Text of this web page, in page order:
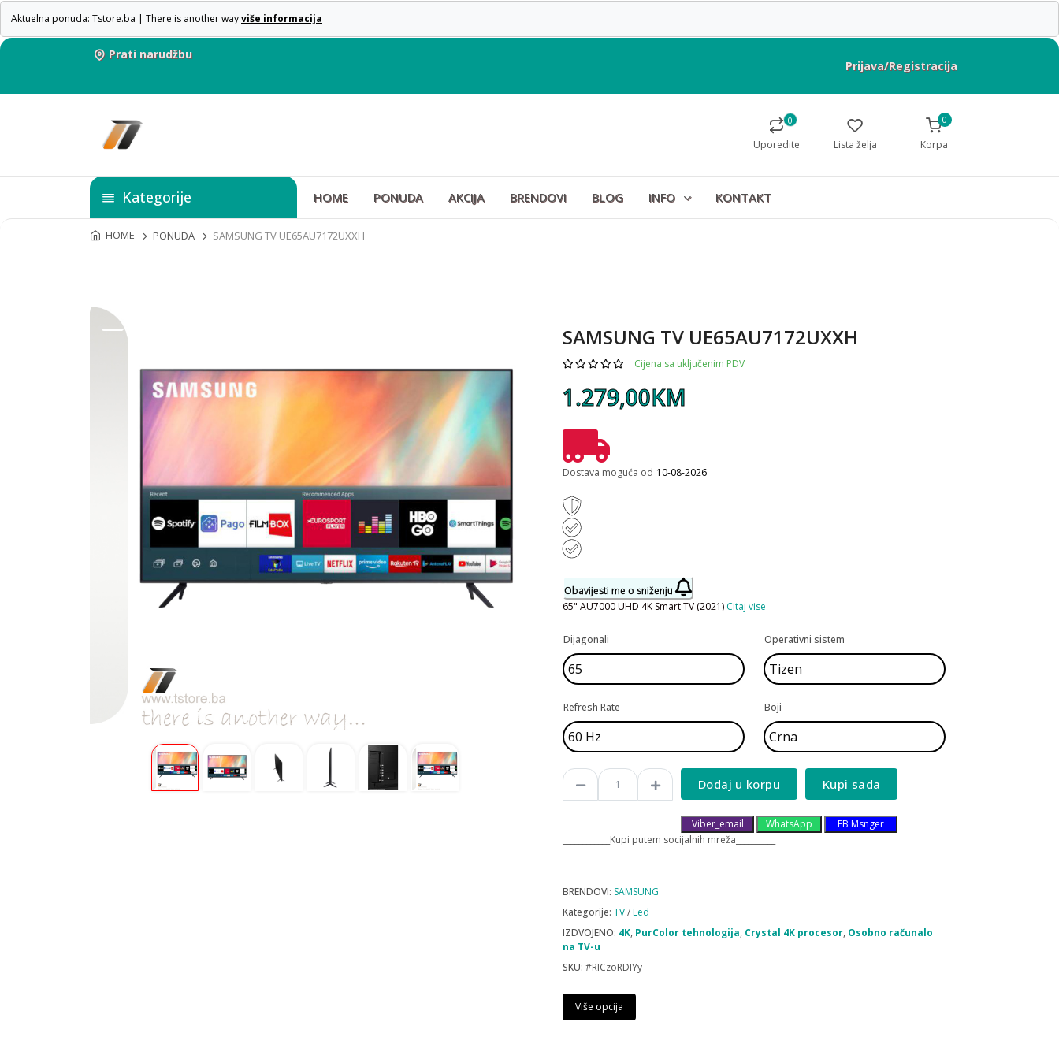
Aktuelna ponuda: Tstore.ba | There is another wayviše informacija
Prati narudžbu
Prijava/Registracija
0
Uporedite Lista želja
0
Korpa
Kategorije HOME PONUDA AKCIJA BRENDOVI BLOG INFO KONTAKT
HOME PONUDA SAMSUNG TV UE65AU7172UXXH
SAMSUNG TV UE65AU7172UXXH
Cijena sa uključenim PDV
1.279,00KM
Dostava moguća od 10-08-2026
Obavijesti me o sniženju
65" AU7000 UHD 4K Smart TV (2021) Citaj vise
Dijagonali Operativni sistem
Refresh Rate Boji
Dodaj u korpu Kupi sada
Viber_email WhatsApp
FB Msnger
____________Kupi putem socijalnih mreža__________
BRENDOVI: SAMSUNG
Kategorije: TV/Led
IZDVOJENO: 4K, PurColor tehnologija, Crystal 4K procesor, Osobno računalo
na TV-u
SKU: #RICzoRDIYy
Više opcija